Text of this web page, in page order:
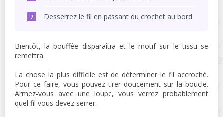
Desserrez le fil en passant du crochet au bord.
Bientôt, la bouffée disparaîtra et le motif sur le tissu se
remettra.
La chose la plus difficile est de déterminer le fil accroché.
Pour ce faire, vous pouvez tirer doucement sur la boucle.
Armez-vous avec une loupe, vous verrez probablement
quel fil vous devez serrer.